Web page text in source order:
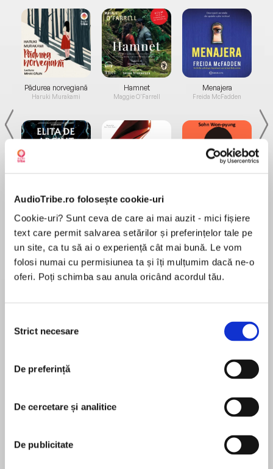
AudioTribe.ro folosește cookie-uri
Cookie-uri? Sunt ceva de care ai mai auzit - mici fișiere
text care permit salvarea setărilor și preferințelor tale pe
un site, ca tu să ai o experiență cât mai bună. Le vom
folosi numai cu permisiunea ta și îți mulțumim dacă ne-o
oferi. Poți schimba sau anula oricând acordul tău.
consimțământului
Strict necesare
De preferință
De cercetare și analitice
De publicitate
Pădurea norvegiană
Haruki Murakami
Elita de Argint (Elita
Hamnet
Maggie O'Farrell
Diavolul se îmbracă de
Menajera
Freida McFadden
Desprecarte
bestselling I Am Number Four series. The war
may be over—but for the next generation, the
Earth was thwarted in Pittacus Lore’s United as
One. But in order to win, our alien allies known
as the Garde unleashed their Loric energy that
spread throughout the globe. Now human
MAI MULT
pentru această carte
Pittacus Lore is Lorien's ruling Elder. He has been